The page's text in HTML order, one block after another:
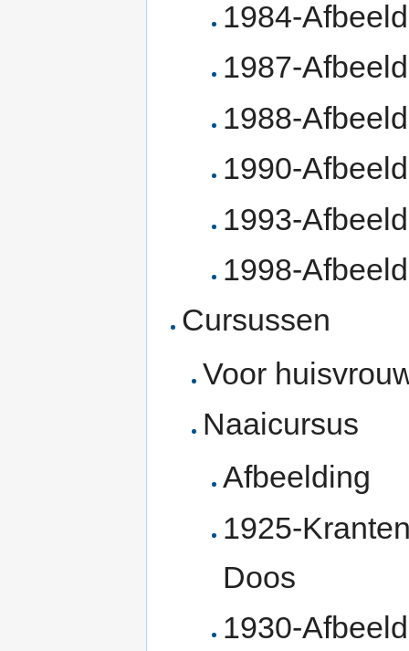
1984-
1987-
1988-
1990-
1993-
1998-
Cursussen
Voor
Naaicursus
Afbeelding
1925-
Doos
1930-